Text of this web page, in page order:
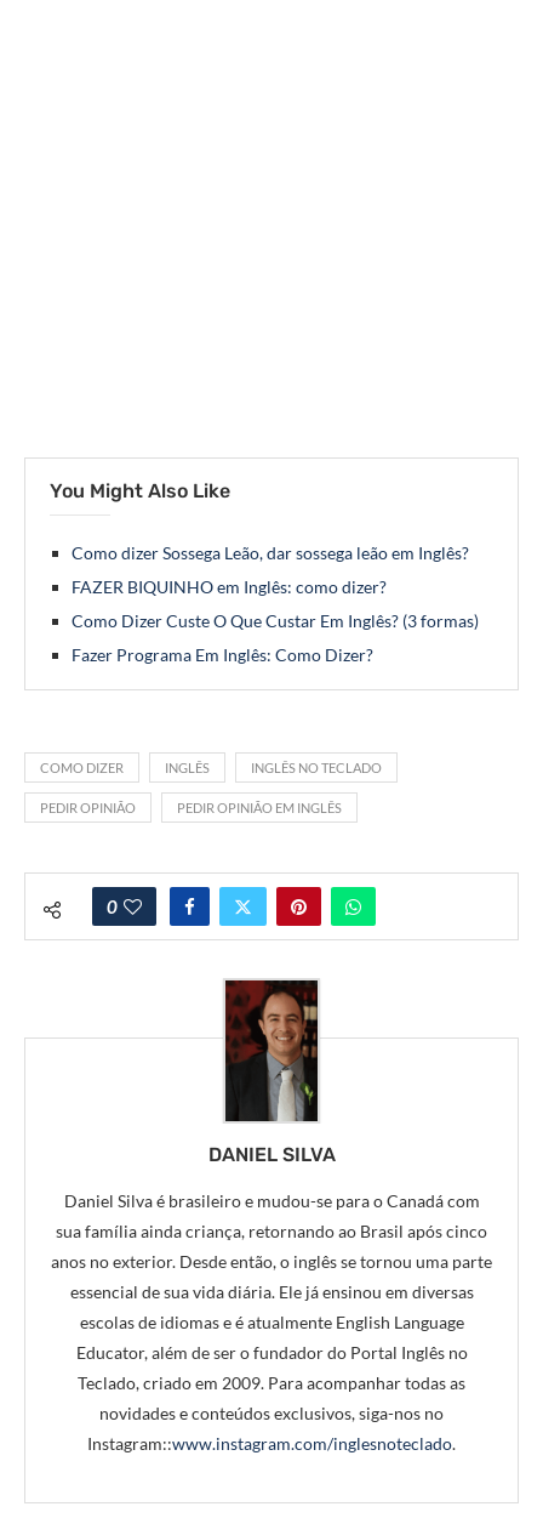
You Might Also Like
Como dizer Sossega Leão, dar sossega leão em Inglês?
FAZER BIQUINHO em Inglês: como dizer?
Como Dizer Custe O Que Custar Em Inglês? (3 formas)
Fazer Programa Em Inglês: Como Dizer?
COMO DIZER INGLÊS INGLÊS NO TECLADO
PEDIR OPINIÃO PEDIR OPINIÃO EM INGLÊS
0
DANIEL SILVA
Daniel Silva é brasileiro e mudou-se para o Canadá com
sua família ainda criança, retornando ao Brasil após cinco
anos no exterior. Desde então, o inglês se tornou uma parte
essencial de sua vida diária. Ele já ensinou em diversas
escolas de idiomas e é atualmente English Language
Educator, além de ser o fundador do Portal Inglês no
Teclado, criado em 2009. Para acompanhar todas as
novidades e conteúdos exclusivos, siga-nos no
Instagram::www.instagram.com/inglesnoteclado.